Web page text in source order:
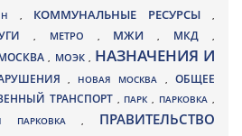
, КОММУНАЛЬНЫЕ РЕСУРСЫ,
, МЕТРО , МЖИ, МКД ,
, МОЭК , НАЗНАЧЕНИЯ И
, НОВАЯ МОСКВА ,ОБЩЕЕ
ТРАНСПОРТ , ПАРК, ПАРКОВКА ,
ПАРКОВКА , ПРАВИТЕЛЬСТВО